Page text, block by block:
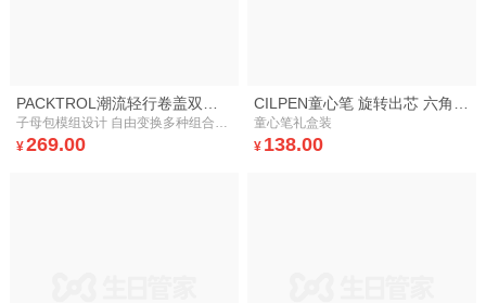
PACKTROL潮流轻行卷盖双肩包
子母包模组设计 自由变换多种组合场景
¥269.00
CILPEN童心笔 旋转出芯 六角黄铜檀木笔lets匠心 同学礼物
童心笔礼盒装
¥ 138.00